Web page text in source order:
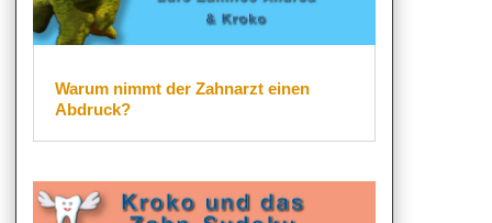
Warum nimmt der Zahnarzt einen
Abdruck?